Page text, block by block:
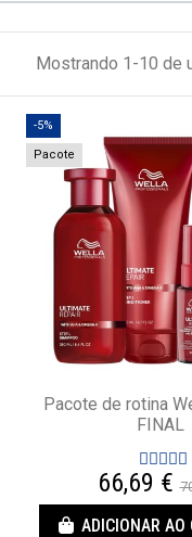
Mostrando 1-10 de
-5%
Pacote
Pacote de rotina
FINAL
66,69 €
ADICIONAR AO